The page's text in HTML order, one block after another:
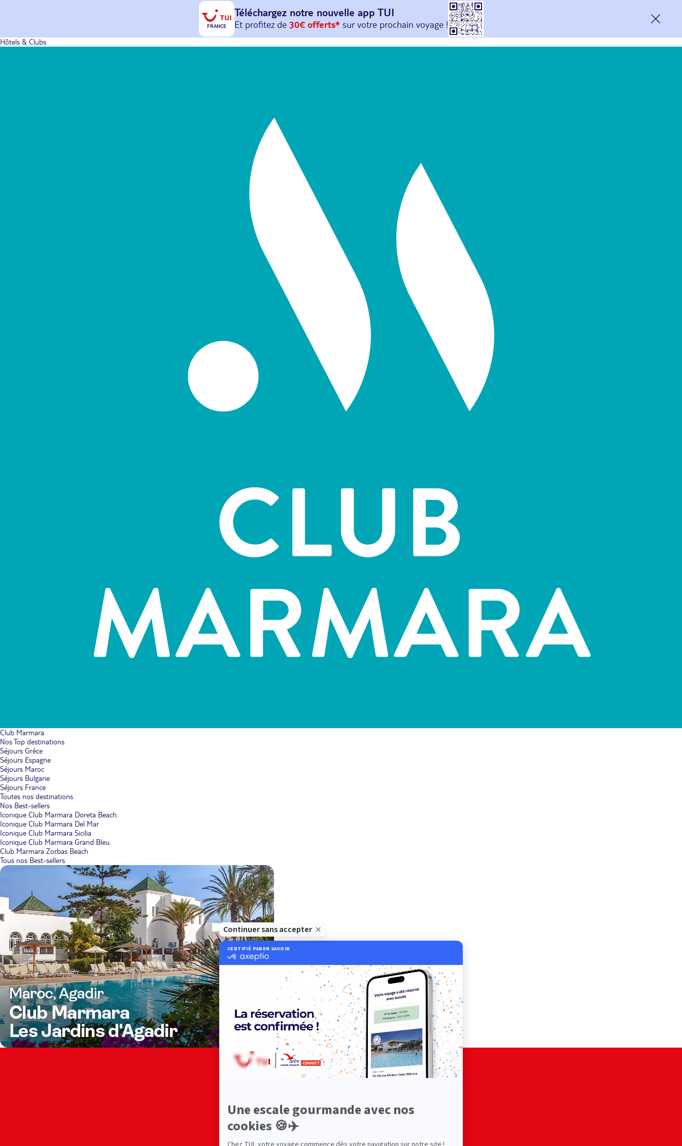
FRANCE
Téléchargez notre nouvelle app TUI
Et profitez de 30€ offerts*sur votreprochain
avec le code : HAPPYAPP
Hôtels & Clubs
Club Marmara
Nos Top destinations
Séjours Grèce
Séjours Espagne
Séjours Maroc
Séjours Bulgarie
Séjours France
Toutes nos destinations
Nos Best-sellers
Iconique Club Marmara Doreta Beach
Iconique Club Marmara Del Mar
Iconique Club Marmara Sicilia
Iconique Club Marmara Grand Bleu
Club Marmara Zorbas Beach
Tous nos Best-sellers